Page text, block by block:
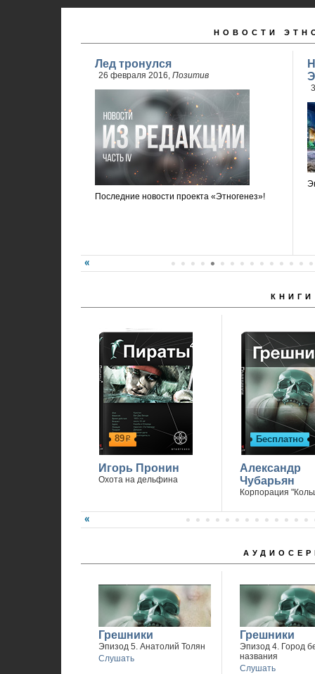
НОВОСТИ
Лед тронулся
26 февраля 2016, Позитив
Последние новости проекта «Этногенез»!
КНИГИ
89р
Игорь Пронин
Охота на дельфина
Бесплатно
Александр
Чубарьян
Корпорация
Грешники
Эпизод 5. Анатолий Толян
Слушать
Грешники
Эпизод 4. Город
названия
Слушать